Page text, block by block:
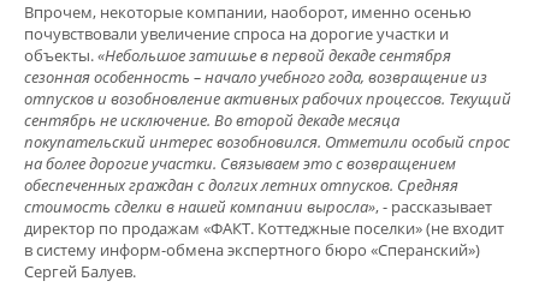
Впрочем, некоторые компании, наоборот, именно осенью
почувствовали увеличение спроса на дорогие участки и
объекты.«Небольшое затишье в первой декаде сентября
сезонная особенность – начало учебного года, возвращение из
отпусков и возобновление активных рабочих процессов. Текущий
сентябрь не исключение. Во второй декаде месяца
покупательский интерес возобновился. Отметили особый спрос
на более дорогие участки. Связываем это с возвращением
обеспеченных граждан с долгих летних отпусков. Средняя
стоимость сделки в нашей компании выросла», - рассказывает
директор по продажам «ФАКТ. Коттеджные поселки» (не входит
в систему информ-обмена экспертного бюро «Сперанский»)
Сергей Балуев.